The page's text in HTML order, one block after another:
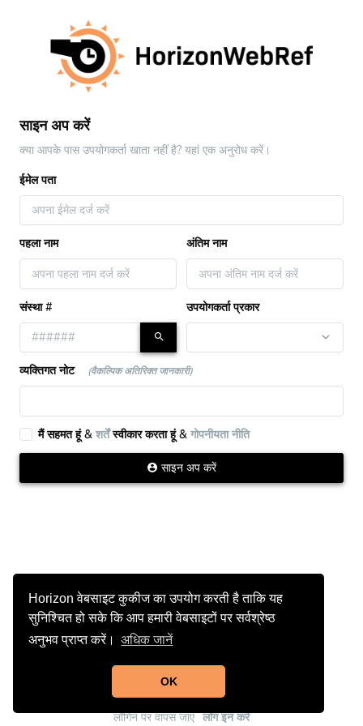
Horizon वेबसाइट कुकीज का उपयोग करती है ताकि यह
सुनिश्चित हो सके कि आप हमारी वेबसाइटों पर सर्वश्रेष्ठ
अनुभव प्राप्त करें।
अधिक जानें
OK
साइन अप करें
क्या आपके पास उपयोगकर्ता खाता नहीं है? यहां एक अनुरोध करें।
ईमेल पता
पहला नाम अंतिम नाम
संस्था # उपयोगकर्ता प्रकार
व्यक्तिगत नोट (वैकल्पिक अतिरिक्त जानकारी)
मैं सहमत हूं &शर्तेंस्वीकार करता हूं &गोपनीयता नीति
साइन अप करें
लॉगिन पर वापस जाएं लॉग इन करें